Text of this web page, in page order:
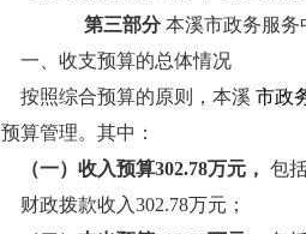
第三部分本溪市政务服务
一、收支预算的总体情况
按照综合预算的原则，本溪 市政
算管理。其中：
（一）收入预算302.78万元， 包
财政拨款收入302.78万元；